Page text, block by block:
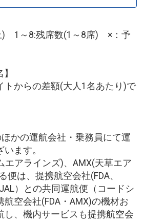
) 1～8:残席数(1～8席) ×：予
トからの差額(大人1名あたり)で
ほかの運航会社・乗務員にて運
ます。
エアラインズ)、AMX(天草エア
便は、提携航空会社(FDA、
）との共同運航便（コードシ
航空会社(FDA・AMX)の機材お
し、機内サービスも提携航空会